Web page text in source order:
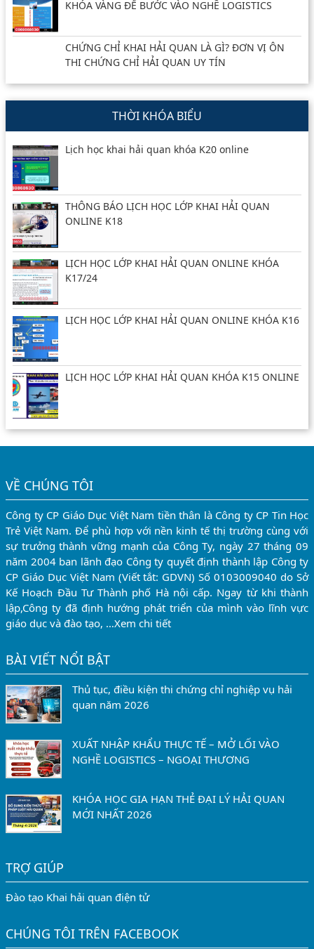
KHÓA VÀNG ĐỂ BƯỚC VÀO NGHỀ LOGISTICS
CHỨNG CHỈ KHAI HẢI QUAN LÀ GÌ? ĐƠN VỊ ÔN
THI CHỨNG CHỈ HẢI QUAN UY TÍN
THỜI KHÓA BIỂU
Lịch học khai hải quan khóa K20 online
THÔNG BÁO LỊCH HỌC LỚP KHAI HẢI QUAN
ONLINE K18
LỊCH HỌC LỚP KHAI HẢI QUAN ONLINE KHÓA
K17/24
LỊCH HỌC LỚP KHAI HẢI QUAN ONLINE KHÓA K16
LỊCH HỌC LỚP KHAI HẢI QUAN KHÓA K15 ONLINE
VỀ CHÚNG TÔI
Công ty CP Giáo Dục Việt Nam tiền thân là Công ty CP Tin Học
Trẻ Việt Nam. Để phù hợp với nền kinh tế thị trường cùng với
sự trưởng thành vững mạnh của Công Ty, ngày 27 tháng 09
năm 2004 ban lãnh đạo Công ty quyết định thành lập Công ty
CP Giáo Dục Việt Nam (Viết tắt: GDVN) Số 0103009040 do Sở
Kế Hoạch Đầu Tư Thành phố Hà nội cấp. Ngay từ khi thành
lập,Công ty đã định hướng phát triển của mình vào lĩnh vực
giáo dục và đào tạo, …Xem chi tiết
BÀI VIẾT NỔI BẬT
Thủ tục, điều kiện thi chứng chỉ nghiệp vụ hải
quan năm 2026
XUẤT NHẬP KHẨU THỰC TẾ – MỞ LỐI VÀO
NGHỀ LOGISTICS – NGOẠI THƯƠNG
KHÓA HỌC GIA HẠN THẺ ĐẠI LÝ HẢI QUAN
MỚI NHẤT 2026
TRỢ GIÚP
Đào tạo Khai hải quan điện tử
CHÚNG TÔI TRÊN FACEBOOK